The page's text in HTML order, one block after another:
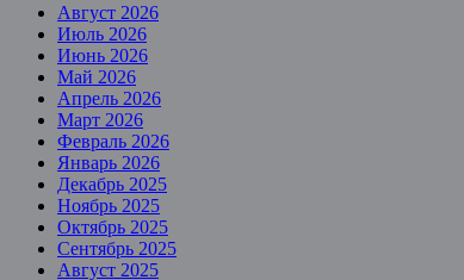
Август 2026
Июль 2026
Июнь 2026
Май 2026
Апрель 2026
Март 2026
Февраль 2026
Январь 2026
Декабрь 2025
Ноябрь 2025
Октябрь 2025
Сентябрь 2025
Август 2025